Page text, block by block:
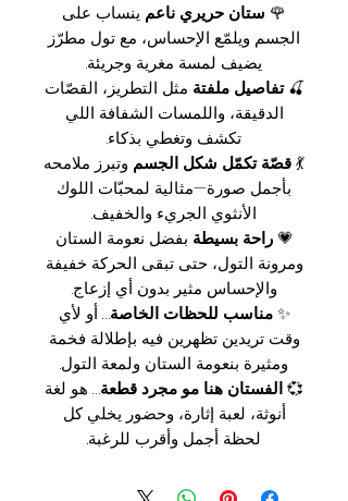
🌹 ستان حريري ناعم ينساب على
الجسم ويلمّع الإحساس، مع تول مطرّز
يضيف لمسة مغرية وجريئة.
🍒تفاصيل ملفتة مثل التطريز، القصّات
الدقيقة، واللمسات الشفافة اللي
تكشف وتغطي بذكاء.
💃قصّة تكمّل شكل الجسم وتبرز ملامحه
بأجمل صورة—مثالية لمحبّات اللوك
الأنثوي الجريء والخفيف.
💗راحة بسيطة بفضل نعومة الستان
ومرونة التول، حتى تبقى الحركة خفيفة
والإحساس مثير بدون أي إزعاج.
✨مناسب للحظات الخاصة… أو لأي
وقت تريدين تظهرين فيه بإطلالة فخمة
ومثيرة بنعومة الستان ولمعة التول.
💞الفستان هنا مو مجرد قطعة… هو لغة
أنوثة، لعبة إثارة، وحضور يخلي كل
لحظة أجمل وأقرب للرغبة.